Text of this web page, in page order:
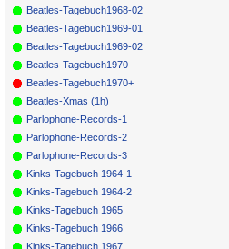
George Bean
You
* 073 Rolling Stones
You Better
* 075 Rolling Stones
Good Times
Bad Times
Beatles-Tagebuch1968-02
Beatles-Tagebuch1969-01
Beatles-Tagebuch1969-02
Beatles-Tagebuch1970
Beatles-Tagebuch1970+
Beatles-Xmas (1h)
Parlophone-Records-1
Parlophone-Records-2
Parlophone-Records-3
Kinks-Tagebuch 1964-1
Kinks-Tagebuch 1964-2
Kinks-Tagebuch 1965
Kinks-Tagebuch 1966
Kinks-Tagebuch 1967